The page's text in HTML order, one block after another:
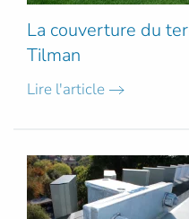
La couverture du
Tilman
Lire l'article